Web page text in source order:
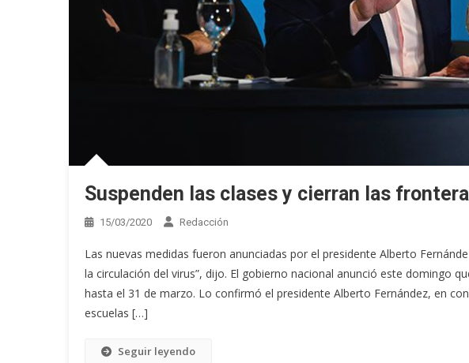
Suspenden las clases y cierran las
15/03/2020 Redacción
Las nuevas medidas fueron anunciadas por el presidente Alberto
la circulación del virus”, dijo. El gobierno nacional anunció este domingo
hasta el 31 de marzo. Lo confirmó el presidente Alberto Fernández, en
escuelas […]
Seguir leyendo